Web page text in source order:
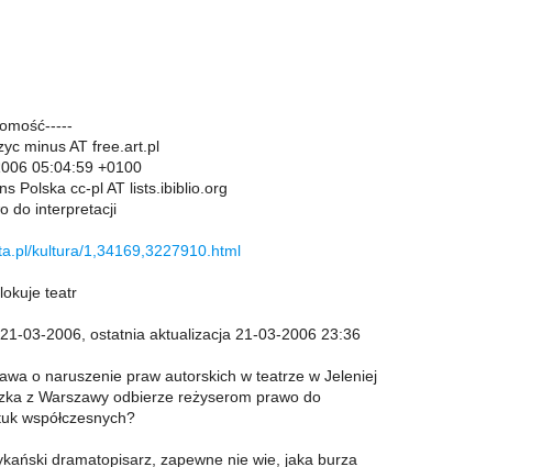
minus AT free.art.pl
05:04:59 +0100
Polska cc-pl AT lists.ibiblio.org
do interpretacji
kultura/1,34169,3227910.html
teatr
21-03-2006, ostatnia aktualizacja 21-03-2006 23:36
o naruszenie praw autorskich w teatrze w Jeleniej
z Warszawy odbierze reżyserom prawo do
współczesnych?
dramatopisarz, zapewne nie wie, jaka burza